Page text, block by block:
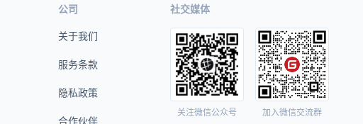
公司
关于我们
服务条款
隐私政策
合作伙伴
社交媒体
关注微信公众号 加入微信交流群